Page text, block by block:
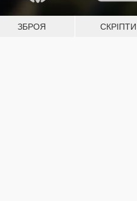
ЗБРОЯ СКРІПТИ